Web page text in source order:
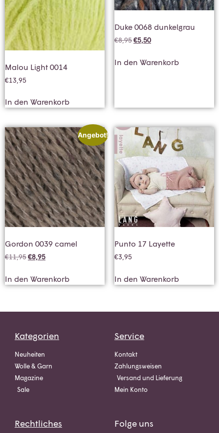
Malou Light 0014
€13,95
In den Warenkorb
Duke 0068 dunkelgrau
€8,95€5,50
In den Warenkorb
Angebot!
Gordon 0039 camel
€11,95€8,95
In den Warenkorb
Punto 17 Layette
€3,95
In den Warenkorb
Kategorien
Neuheiten
Wolle & Garn
Magazine
Sale
Service
Kontakt
Zahlungsweisen
Versand und Lieferung
Mein Konto
Rechtliches Folge uns